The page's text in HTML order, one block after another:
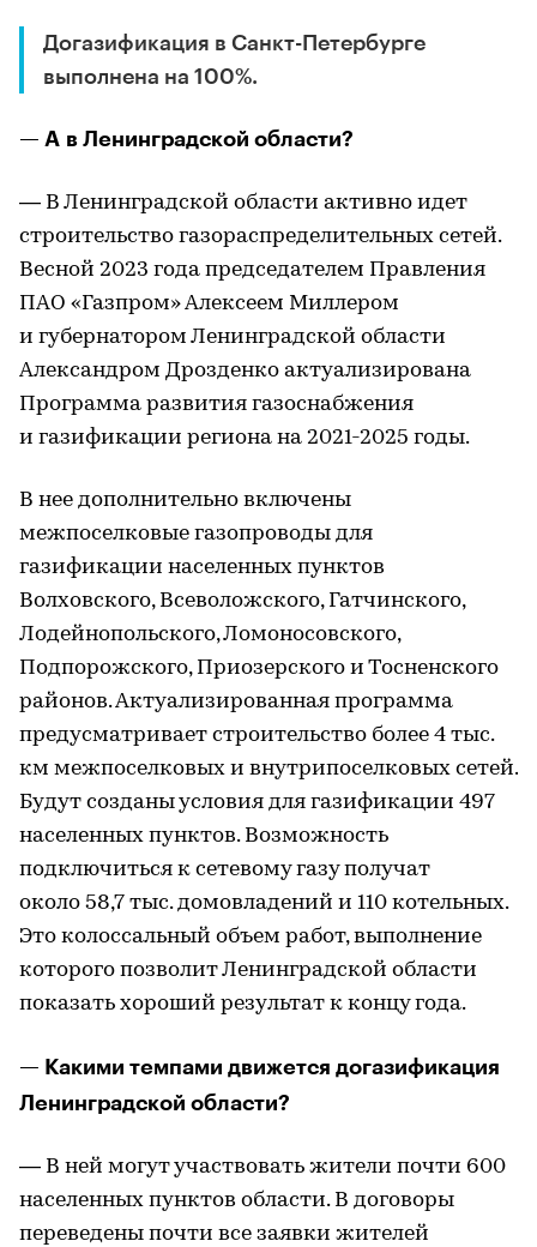
Догазификация в Санкт-Петербурге
выполнена на 100%.
— А в Ленинградской области?
— В Ленинградской области активно идет
строительство газораспределительных сетей.
Весной 2023 года председателем Правления
ПАО «Газпром» Алексеем Миллером
и губернатором Ленинградской области
Александром Дрозденко актуализирована
Программа развития газоснабжения
и газификации региона на 2021-2025 годы.
В нее дополнительно включены
межпоселковые газопроводы для
газификации населенных пунктов
Волховского, Всеволожского, Гатчинского,
Лодейнопольского, Ломоносовского,
Подпорожского, Приозерского и Тосненского
районов. Актуализированная программа
предусматривает строительство более 4 тыс.
км межпоселковых и внутрипоселковых сетей.
Будут созданы условия для газификации 497
населенных пунктов. Возможность
подключиться к сетевому газу получат
около 58,7 тыс. домовладений и 110 котельных.
Это колоссальный объем работ, выполнение
которого позволит Ленинградской области
показать хороший результат к концу года.
— Какими темпами движется догазификация
Ленинградской области?
— В ней могут участвовать жители почти 600
населенных пунктов области. В договоры
переведены почти все заявки жителей